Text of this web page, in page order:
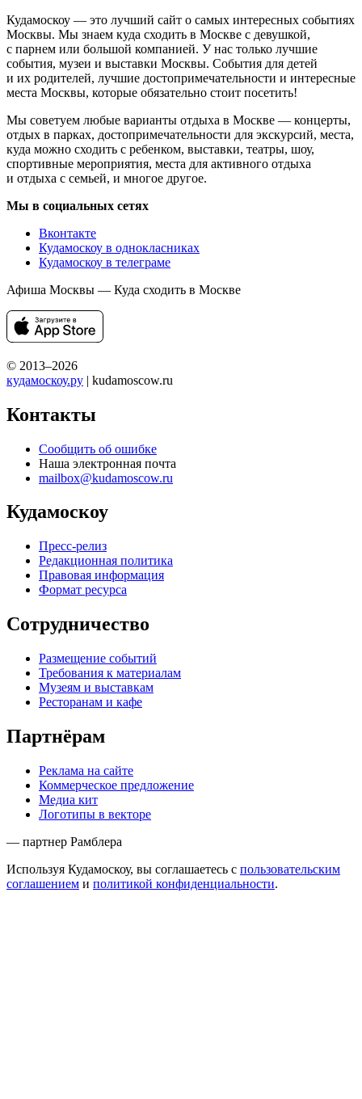
Кудамоскоу — это лучший сайт о самых интересных событиях
Москвы. Мы знаем куда сходить в Москве с девушкой,
с парнем или большой компанией. У нас только лучшие
события, музеи и выставки Москвы. События для детей
и их родителей, лучшие достопримечательности и интересные
места Москвы, которые обязательно стоит посетить!
Мы советуем любые варианты отдыха в Москве — концерты,
отдых в парках, достопримечательности для экскурсий, места,
куда можно сходить с ребенком, выставки, театры, шоу,
спортивные мероприятия, места для активного отдыха
и отдыха с семьей, и многое другое.
Мы в социальных сетях
Вконтакте
Кудамоскоу в однокласниках
Кудамоскоу в телеграме
Афиша Москвы — Куда сходить в Москве
© 2013–2026
кудамоскоу.ру | kudamoscow.ru
Контакты
Сообщить об ошибке
Наша электронная почта
mailbox@kudamoscow.ru
Кудамоскоу
Пресс-релиз
Редакционная политика
Правовая информация
Формат ресурса
Сотрудничество
Размещение событий
Требования к материалам
Музеям и выставкам
Ресторанам и кафе
Партнёрам
Реклама на сайте
Коммерческое предложение
Медиа кит
Логотипы в векторе
— партнер Рамблера
Используя Кудамоскоу, вы соглашаетесь с пользовательским
соглашением и политикой конфиденциальности.